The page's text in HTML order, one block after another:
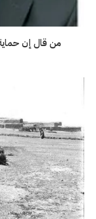
من قال إن